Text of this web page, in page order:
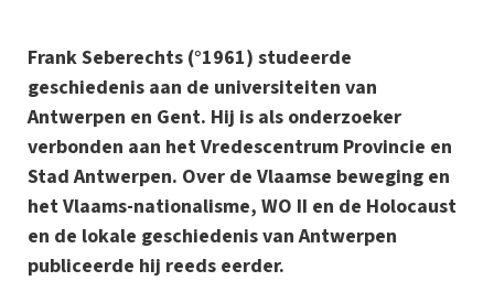
Frank Seberechts (°1961) studeerde
geschiedenis aan de universiteiten van
Antwerpen en Gent. Hij is als onderzoeker
verbonden aan het Vredescentrum Provincie en
Stad Antwerpen. Over de Vlaamse beweging en
het Vlaams-nationalisme, WO II en de Holocaust
en de lokale geschiedenis van Antwerpen
publiceerde hij reeds eerder.